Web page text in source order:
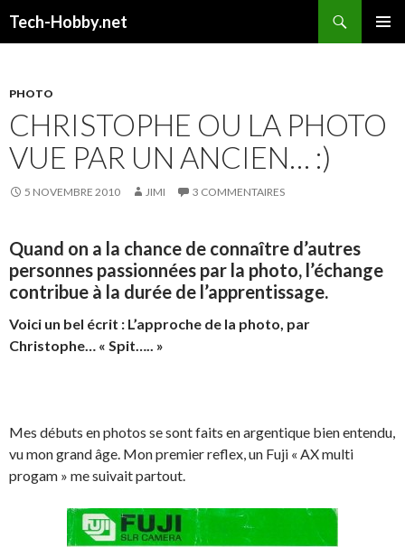
Tech-Hobby.net
PHOTO
CHRISTOPHE OU LA PHOTO
VUE PAR UN ANCIEN… :)
5 NOVEMBRE 2010 JIMI 3 COMMENTAIRES
Quand on a la chance de connaître d’autres
personnes passionnées par la photo, l’échange
contribue à la durée de l’apprentissage.
Voici un bel écrit : L’approche de la photo, par
Christophe… « Spit….. »
Mes débuts en photos se sont faits en argentique bien entendu,
vu mon grand âge. Mon premier reflex, un Fuji « AX multi
progam » me suivait partout.